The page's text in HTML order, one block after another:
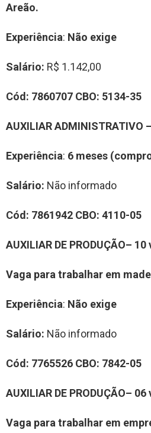
Areão.
Experiência: Não exige
Salário: R$ 1.142,00
Cód: 7860707 CBO: 5134-35
AUXILIAR ADMINISTRATIVO
Experiência: 6 meses
Salário: Não informado
Cód: 7861942 CBO: 4110-05
AUXILIAR DE PRODUÇÃO–
Vaga para trabalhar em
Experiência: Não exige
Salário: Não informado
Cód: 7765526 CBO: 7842-05
AUXILIAR DE PRODUÇÃO–
Vaga para trabalhar em